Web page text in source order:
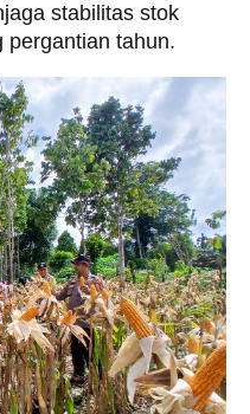
stabilitas stok
pergantian tahun.